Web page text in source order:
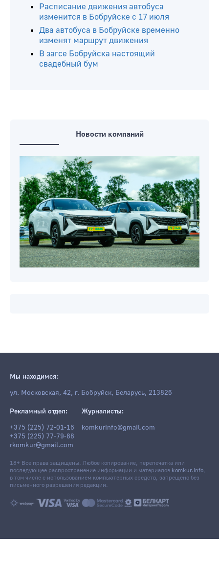
Расписание движения автобуса
изменится в Бобруйске с 17 июля
Два автобуса в Бобруйске временно
изменят маршрут движения
В загсе Бобруйска настоящий
свадебный бум
Новости компаний
Мы находимся:
ул. Московская, 42, г. Бобруйск, Беларусь, 213826
Рекламный отдел:
+375 (225) 72-01-16
+375 (225) 77-79-88
rkomkur@gmail.com
Журналисты:
komkurinfo@gmail.com
18+ Все права защищены. Любое копирование, перепечатка или
последующее распространение информации и материалов komkur.info,
в том числе с использованием компьютерных средств, запрещено без
письменного разрешения редакции.